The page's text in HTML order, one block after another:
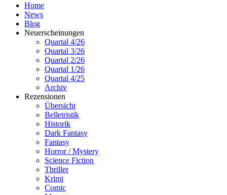
Home
News
Blog
Neuerscheinungen
Quartal 4/26
Quartal 3/26
Quartal 2/26
Quartal 1/26
Quartal 4/25
Archiv
Rezensionen
Übersicht
Belletristik
Historik
Dark Fantasy
Fantasy
Horror / Mystery
Science Fiction
Thriller
Krimi
Comic